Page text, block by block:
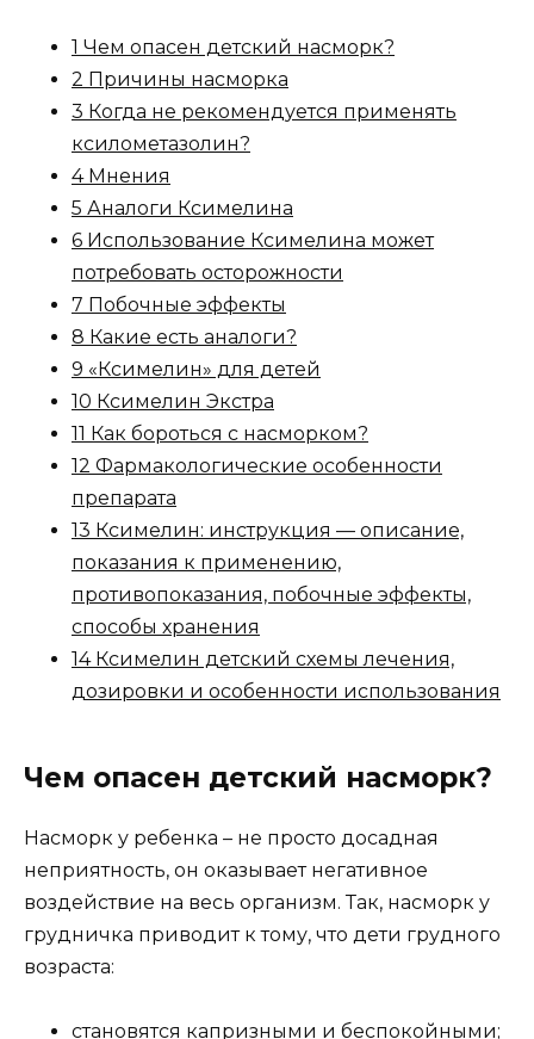
1 Чем опасен детский насморк?
2 Причины насморка
3 Когда не рекомендуется применять
ксилометазолин?
4 Мнения
5 Аналоги Ксимелина
6 Использование Ксимелина может
потребовать осторожности
7 Побочные эффекты
8 Какие есть аналоги?
9 «Ксимелин» для детей
10 Ксимелин Экстра
11 Как бороться с насморком?
12 Фармакологические особенности
препарата
13 Ксимелин: инструкция — описание,
показания к применению,
противопоказания, побочные эффекты,
способы хранения
14 Ксимелин детский схемы лечения,
дозировки и особенности использования
Чем опасен детский насморк?
Насморк у ребенка – не просто досадная
неприятность, он оказывает негативное
воздействие на весь организм. Так, насморк у
грудничка приводит к тому, что дети грудного
возраста:
становятся капризными и беспокойными;